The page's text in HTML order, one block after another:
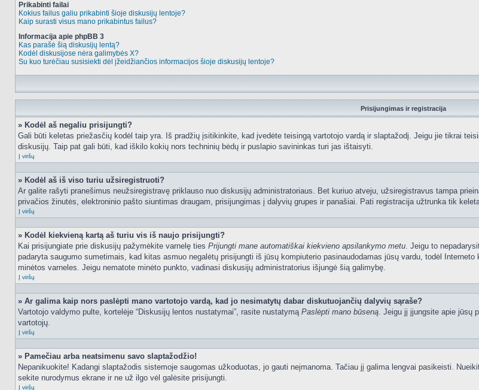
Prikabinti failai
Kokius failus galiu prikabinti šioje diskusijų lentoje?
Kaip surasti visus mano prikabintus failus?
Informacija apie phpBB 3
Kas parašė šią diskusijų lentą?
Kodėl diskusijose nėra galimybės X?
Su kuo turėčiau susisiekti dėl įžeidžiančios informacijos šioje diskusijų lentoje?
Prisijungimas ir registracija
» Kodėl aš negaliu prisijungti?
Gali būti keletas priežasčių kodėl taip yra. Iš pradžių įsitikinkite, kad įvedėte teisingą vartotojo vardą ir slaptažodį. Jeigu jie tikrai
diskusijų. Taip pat gali būti, kad iškilo kokių nors techninių bėdų ir puslapio savininkas turi jas ištaisyti.
Į viršų
» Kodėl aš iš viso turiu užsiregistruoti?
Ar galite rašyti pranešimus neužsiregistravę priklauso nuo diskusijų administratoriaus. Bet kuriuo atveju, užsiregistravus tampa
privačios žinutės, elektroninio pašto siuntimas draugam, prisijungimas į dalyvių grupes ir panašiai. Pati registracija užtrunka tik
Į viršų
» Kodėl kiekvieną kartą aš turiu vis iš naujo prisijungti?
Kai prisijungiate prie diskusijų pažymėkite varnelę ties Prijungti mane automatiškai kiekvieno apsilankymo metu. Jeigu to
padaryta saugumo sumetimais, kad kitas asmuo negalėtų prisijungti iš jūsų kompiuterio pasinaudodamas jūsų vardu, todėl
minėtos varneles. Jeigu nematote minėto punkto, vadinasi diskusijų administratorius išjungė šią galimybę.
Į viršų
» Ar galima kaip nors paslėpti mano vartotojo vardą, kad jo nesimatytų dabar diskutuojančių dalyvių sąraše?
Vartotojo valdymo pulte, kortelėje “Diskusijų lentos nustatymai”, rasite nustatymą Paslėpti mano būseną. Jeigu jį įjungsite apie jūsų
vartotojų.
Į viršų
» Pamečiau arba neatsimenu savo slaptažodžio!
Nepanikuokite! Kadangi slaptažodis sistemoje saugomas užkoduotas, jo gauti neįmanoma. Tačiau jį galima lengvai pasikeisti.
sekite nurodymus ekrane ir ne už ilgo vėl galėsite prisijungti.
Į viršų